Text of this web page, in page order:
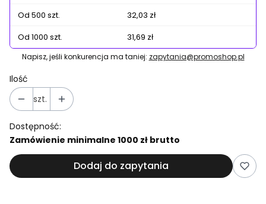
Od 500 szt.
32,03 zł
Od 1000 szt.
31,69 zł
Napisz, jeśli konkurencja ma taniej: zapytania@promoshop.pl
Ilość
szt.
Dostępność:
Zamówienie minimalne 1000 zł brutto
Dodaj do zapytania